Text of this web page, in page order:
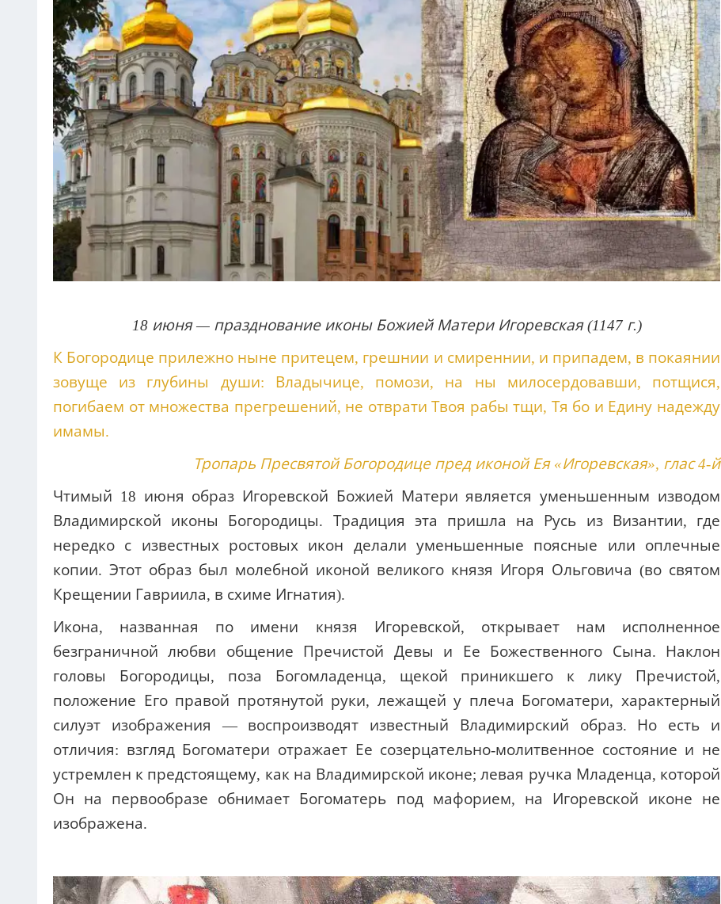
18 июня— празднование иконы Божией Матери Игоревская (1147 г.)
К Богородице прилежно ныне притецем, грешнии и смиреннии, и припадем, в покаянии
зовуще из глубины души: Владычице, помози, на ны милосердовавши, потщися,
погибаем от множества прегрешений, не отврати Твоя рабы тщи, Тя бо и Едину надежду
имамы.
Тропарь Пресвятой Богородице пред иконой Ея «Игоревская», глас 4-й
Чтимый 18 июня образ Игоревской Божией Матери является уменьшенным изводом
Владимирской иконы Богородицы. Традиция эта пришла на Русь из Византии, где
нередко с известных ростовых икон делали уменьшенные поясные или оплечные
копии. Этот образ был молебной иконой великого князя Игоря Ольговича (во святом
Крещении Гавриила, в схиме Игнатия).
Икона, названная по имени князя Игоревской, открывает нам исполненное
безграничной любви общение Пречистой Девы и Ее Божественного Сына. Наклон
головы Богородицы, поза Богомладенца, щекой приникшего к лику Пречистой,
положение Его правой протянутой руки, лежащей у плеча Богоматери, характерный
силуэт изображения — воспроизводят известный Владимирский образ. Но есть и
отличия: взгляд Богоматери отражает Ее созерцательно-молитвенное состояние и не
устремлен к предстоящему, как на Владимирской иконе; левая ручка Младенца, которой
Он на первообразе обнимает Богоматерь под мафорием, на Игоревской иконе не
изображена.